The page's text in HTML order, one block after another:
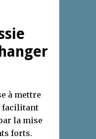
à mettre
facilitant
la mise
forts.